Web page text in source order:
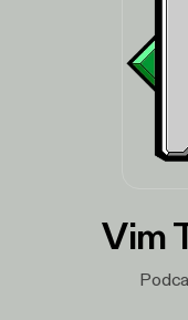
Vim